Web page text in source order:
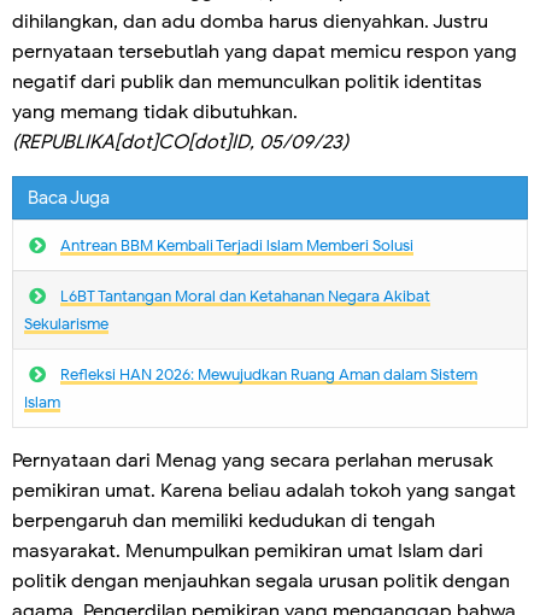
dihilangkan, dan adu domba harus dienyahkan. Justru
pernyataan tersebutlah yang dapat memicu respon yang
negatif dari publik dan memunculkan politik identitas
yang memang tidak dibutuhkan.
(REPUBLIKA[dot]CO[dot]ID, 05/09/23)
Baca Juga
Antrean BBM Kembali Terjadi lslam Memberi Solusi
L6BT Tantangan Moral dan Ketahanan Negara Akibat
Sekularisme
Refleksi HAN 2026: Mewujudkan Ruang Aman dalam Sistem
Islam
Pernyataan dari Menag yang secara perlahan merusak
pemikiran umat. Karena beliau adalah tokoh yang sangat
berpengaruh dan memiliki kedudukan di tengah
masyarakat. Menumpulkan pemikiran umat Islam dari
politik dengan menjauhkan segala urusan politik dengan